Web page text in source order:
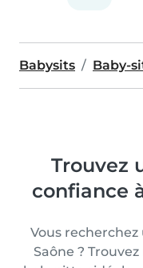
Babysits Baby-
Trouvez
confiance
Vous
Saône ?